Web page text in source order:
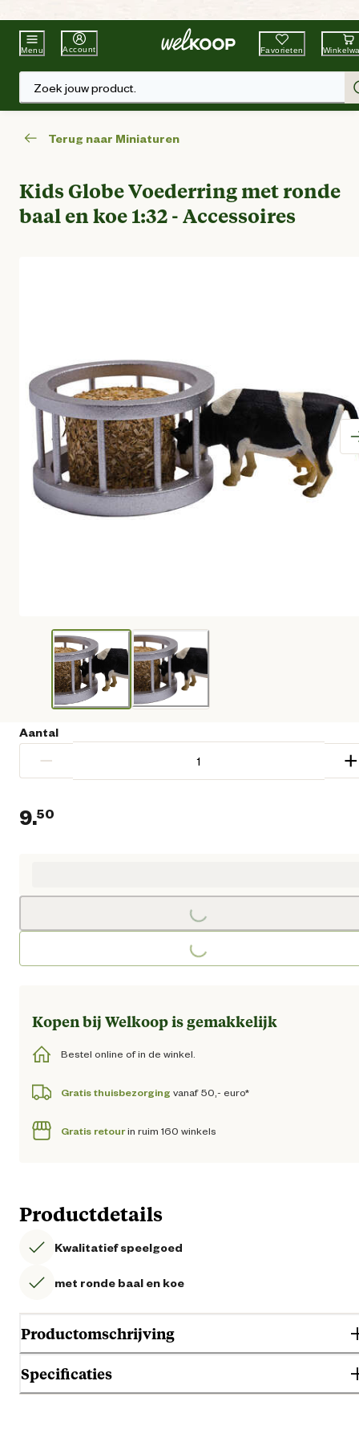
Beste WinkelketenTuin & Dier
Menu Account Favorieten
Zoek jouw product.
Terug naar Miniaturen
Kids Globe Voederring met ronde
baal en koe 1:32 - Accessoires
Aantal
− +
9.50
Loading...
Loading...
Kopen bij Welkoop is gemakkelijk
Bestel online of in de winkel.
Gratis thuisbezorging vanaf 50,- euro*
Gratis retourin ruim 160 winkels
Productdetails
Kwalitatief speelgoed
met ronde baal en koe
Productomschrijving
Specificaties